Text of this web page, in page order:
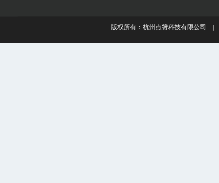
版权所有：杭州点赞科技有限公司